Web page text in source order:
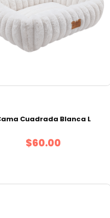
Cuadrada Blanca L
$60.00